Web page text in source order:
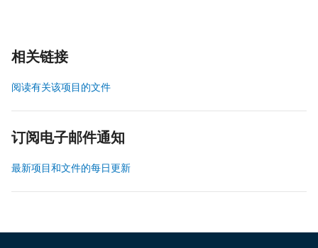
相关链接
阅读有关该项目的文件
订阅电子邮件通知
最新项目和文件的每日更新